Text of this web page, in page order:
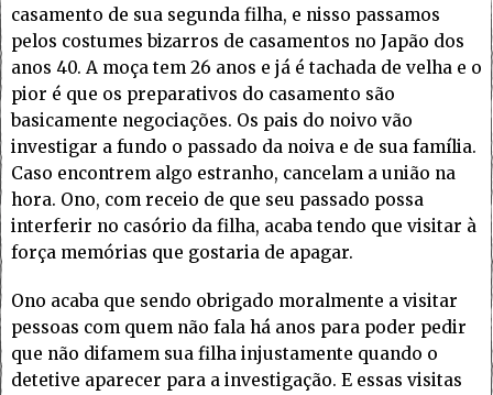
casamento de sua segunda filha, e nisso passamos
pelos costumes bizarros de casamentos no Japão dos
anos 40. A moça tem 26 anos e já é tachada de velha e o
pior é que os preparativos do casamento são
basicamente negociações. Os pais do noivo vão
investigar a fundo o passado da noiva e de sua família.
Caso encontrem algo estranho, cancelam a união na
hora. Ono, com receio de que seu passado possa
interferir no casório da filha, acaba tendo que visitar à
força memórias que gostaria de apagar.
Ono acaba que sendo obrigado moralmente a visitar
pessoas com quem não fala há anos para poder pedir
que não difamem sua filha injustamente quando o
detetive aparecer para a investigação. E essas visitas